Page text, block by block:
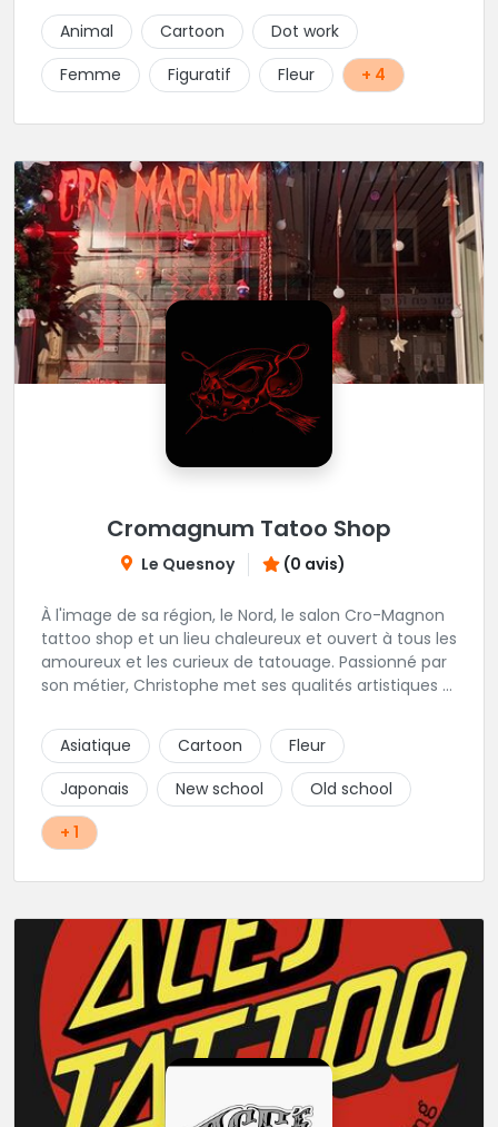
découvrir son super shop !
Animal Cartoon
Dot work
Femme
Figuratif Fleur + 4
Cromagnum Tatoo Shop
Le Quesnoy (0 avis)
À l'image de sa région, le Nord, le salon Cro-Magnon
tattoo shop et un lieu chaleureux et ouvert à tous les
amoureux et les curieux de tatouage. Passionné par
son métier, Christophe met ses qualités artistiques à
Asiatique
Cartoon
Fleur
Japonais
New school
Old school
+ 1